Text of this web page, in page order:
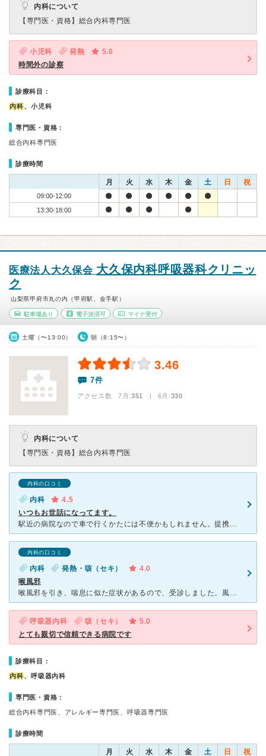
内科について
【専門医・資格】 総合内科専門医
小児科 発熱
5.0
時間外の診察
診療科目：
内科、小児科
専門医・資格：
総合内科専門医
診療時間
月 火 水 木 金 土 日 祝
09:00-12:00
13:30-18:00
医療法人大久保会 大久保内科呼吸器科クリニッ
ク
山梨県甲府市丸の内（甲府駅、金手駅）
駐車場あり 電子決済可 マイナ受付
土曜（〜13:00） 朝（8:15〜）
3.46
7件
アクセス数 7月:351 | 6月:330
内科について
【専門医・資格】 総合内科専門医
内科の口コミ
内科
4.5
いつもお世話になってます。
駅近の病院なので車で行くかたには不便かもしれません。提携の駐車場や病院下に2台だけ車はとめることができます。先生は二人いるのですが予約してても少し待ちます。ただとても優しいので体調が悪くて不安なときに
内科の口コミ
内科 発熱・咳（セキ）
4.0
喉風邪
喉風邪を引き、喘息に似た症状があるので、受診しました。風邪から喘息を併発していました。こちらは、内科でも呼吸器を専門にしているようなので、喉風邪を受診するのに良いお医者さんのようです。喘息を診断する面
呼吸器内科 咳（セキ）
5.0
とても親切で信頼できる病院です
診療科目：
内科、呼吸器内科
専門医・資格：
総合内科専門医、アレルギー専門医、呼吸器専門医
診療時間
月 火 水 木 金 土 日 祝